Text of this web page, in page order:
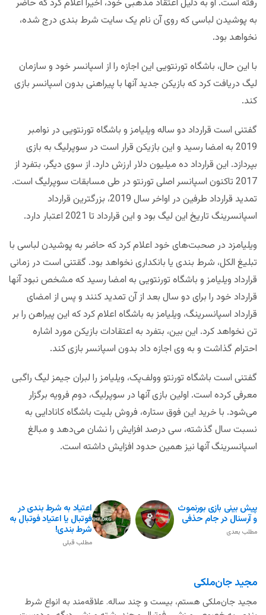
رفته است. او به دلیل اعتقاد مذهبی خود، اخیرا اعلام کرد که حاضر
به پوشیدن لباسی که روی آن نام یک سایت شرط بندی درج شده،
نخواهد بود.
با این حال، باشگاه تورنتویی این اجازه را از اسپانسر خود و سازمان
لیگ دریافت کرد که بازیکن جدید آنها با پیراهنی بدون اسپانسر بازی
کند.
گفتنی است قرارداد دو ساله ویلیامز و باشگاه تورنتویی در نوامبر
2019 به امضا رسید و این بازیکن قرار است در سوپرلیگ به بازی
بپردازد. این قرارداد ده میلیون دلار ارزش دارد. از سوی دیگر، بتفرد از
2017 تاکنون اسپانسر اصلی تورنتو در طی مسابقات سوپرلیگ است.
تمدید قرارداد طرفین در اواخر سال 2019، بزرگترین قرارداد
اسپانسرینگ تاریخ این لیگ بود و این قرارداد تا 2021 اعتبار دارد.
ویلیامزد در صحبت‌های خود اعلام کرد که حاضر به پوشیدن لباسی با
تبلیغ الکل، شرط بندی یا بانکداری نخواهد بود. گقتنی است در زمانی
قرارداد ویلیامز و باشگاه تورنتویی به امضا رسید که مشخص نبود آنها
قرارداد خود را برای دو سال بعد از آن تمدید کنند و پس از امضای
قرارداد اسپانسرینگ، ویلیامز به باشگاه اعلام کرد که این پیراهن را بر
تن نخواهد کرد. این بین، بتفرد به اعتقادات بازیکن مورد اشاره
احترام گذاشت و به وی اجازه داد بدون اسپانسر بازی کند.
گفتنی است باشگاه تورنتو وولف‌پک، ویلیامز را لبران جیمز لیگ راگبی
معرفی کرده است. اولین بازی آنها در سوپرلیگ، دوم فرویه برگزار
می‌شود. با خرید این فوق ستاره، فروش بلیت باشگاه کانادایی به
نسبت سال گذشته، سی درصد افزایش را نشان می‌دهد و مبالغ
اسپانسرینگ آنها نیز همین حدود افزایش داشته است.
اعتیاد به شرط بندی در
فوتبال یا اعتیاد فوتبال به
شرط بندی!
مطلب قبلی
پیش بینی بازی بورنموث
و آرسنال در جام حذفی
مطلب بعدی
مجید جان‌ملکی
مجید جان‌ملکی هستم، بیست و چند ساله. علاقه‌مند به انواع شرط